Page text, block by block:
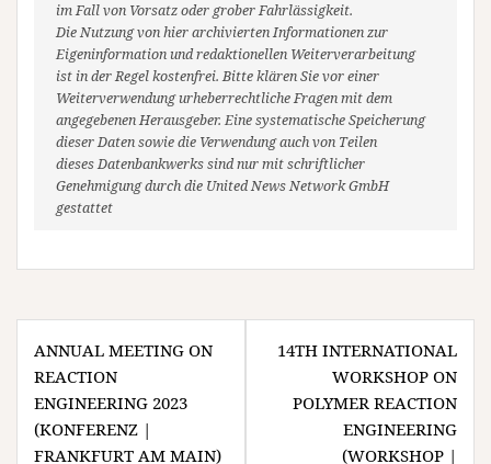
im Fall von Vorsatz oder grober Fahrlässigkeit.
Die Nutzung von hier archivierten Informationen zur
Eigeninformation und redaktionellen Weiterverarbeitung
ist in der Regel kostenfrei. Bitte klären Sie vor einer
Weiterverwendung urheberrechtliche Fragen mit dem
angegebenen Herausgeber. Eine systematische Speicherung
dieser Daten sowie die Verwendung auch von Teilen
dieses Datenbankwerks sind nur mit schriftlicher
Genehmigung durch die United News Network GmbH
gestattet
Beitragsnavigation
ANNUAL MEETING ON
REACTION
ENGINEERING 2023
(KONFERENZ |
FRANKFURT AM MAIN)
14TH INTERNATIONAL
WORKSHOP ON
POLYMER REACTION
ENGINEERING
(WORKSHOP |